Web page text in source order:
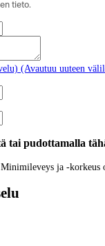
tieto.
(Avautuu uuteen
tai pudottamalla
ja -korkeus